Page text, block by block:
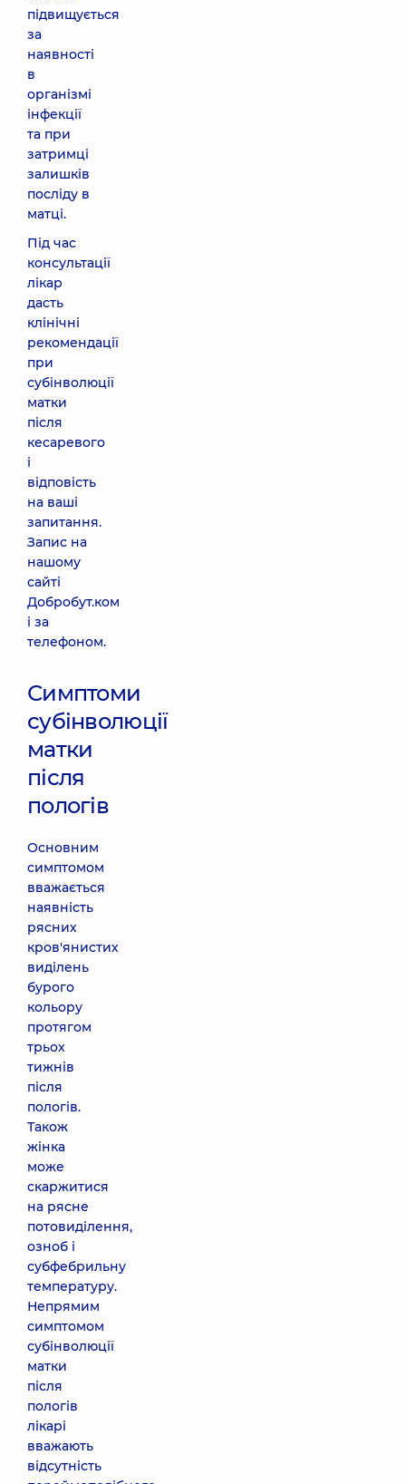
підвищується
за
наявності
в
організмі
інфекції
та при
затримці
залишків
посліду в
матці.
Під час
консультації
лікар
дасть
клінічні
рекомендації
при
субінволюції
матки
після
кесаревого
і
відповість
на ваші
запитання.
Запис на
нашому
сайті
Добробут.ком
і за
телефоном.
Симптоми
субінволюції
матки
після
пологів
Основним
симптомом
вважається
наявність
рясних
кров'янистих
виділень
бурого
кольору
протягом
трьох
тижнів
після
пологів.
Також
жінка
може
скаржитися
на рясне
потовиділення,
озноб і
субфебрильну
температуру.
Непрямим
симптомом
субінволюції
матки
після
пологів
лікарі
вважають
відсутність